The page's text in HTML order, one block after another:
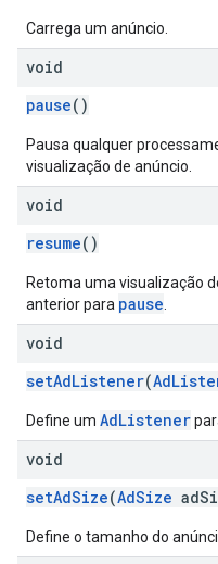
Carrega um anúncio.
void
pause()
Pausa qualquer
visualização de anúncio.
void
resume()
Retoma uma visualização
anterior para pause
void
setAdListener(
Define um AdListener
void
setAdSize(AdSize
Define o tamanho do